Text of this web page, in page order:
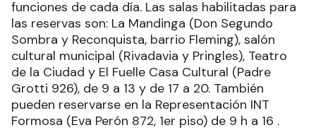
funciones de cada día. Las salas habilitadas para
las reservas son: La Mandinga (Don Segundo
Sombra y Reconquista, barrio Fleming), salón
cultural municipal (Rivadavia y Pringles), Teatro
de la Ciudad y El Fuelle Casa Cultural (Padre
Grotti 926), de 9 a 13 y de 17 a 20. También
pueden reservarse en la Representación INT
Formosa (Eva Perón 872, 1er piso) de 9 h a 16 .